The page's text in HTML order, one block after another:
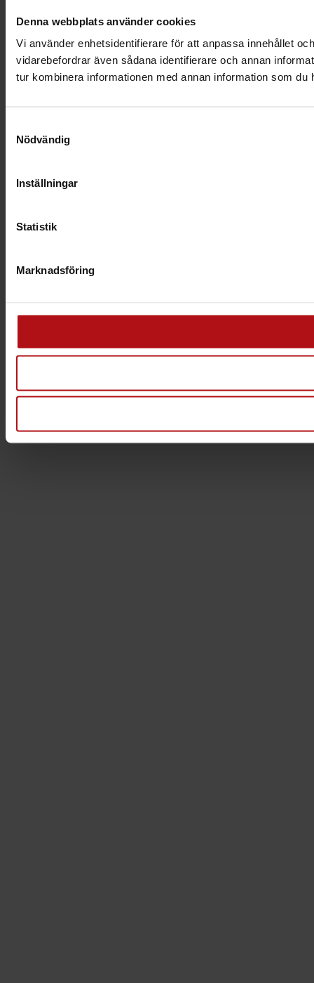
Denna webbplats använder cookies
Vi använder enhetsidentifierare för att anpassa innehållet
vidarebefordrar även sådana identifierare och annan
tur kombinera informationen med annan information som
Nödvändig
Inställningar
Statistik
Marknadsföring